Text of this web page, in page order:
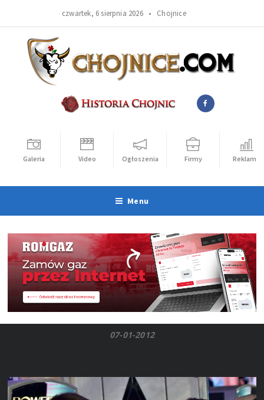
czwartek, 6 sierpnia 2026 • Chojnice
Galeria Video Ogłoszenia Firmy Reklama
Menu
07-01-2012